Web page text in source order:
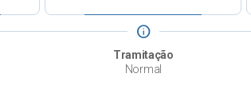
info
Tramitação
Normal